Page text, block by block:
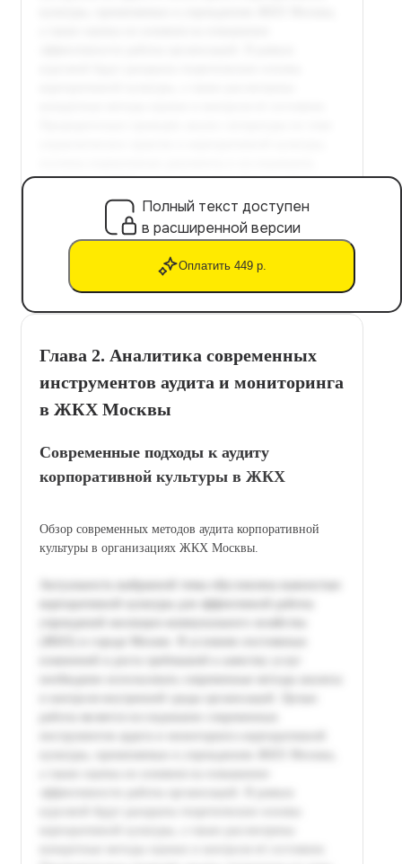
Полный текст доступен
в расширенной версии
Оплатить 449 р.
Глава 2. Аналитика современных
инструментов аудита и мониторинга
в ЖКХ Москвы
Современные подходы к аудиту
корпоративной культуры в ЖКХ
Обзор современных методов аудита корпоративной
культуры в организациях ЖКХ Москвы.